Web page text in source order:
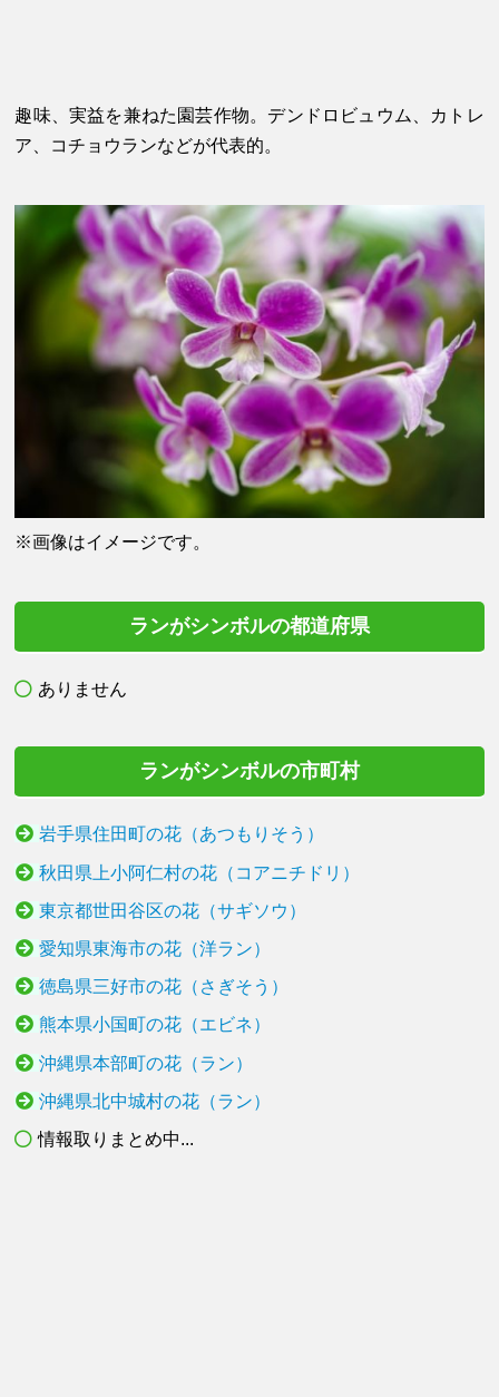
趣味、実益を兼ねた園芸作物。デンドロビュウム、カトレ
ア、コチョウランなどが代表的。
※画像はイメージです。
ランがシンボルの都道府県
ありません
ランがシンボルの市町村
岩手県住田町の花（あつもりそう）
秋田県上小阿仁村の花（コアニチドリ）
東京都世田谷区の花（サギソウ）
愛知県東海市の花（洋ラン）
徳島県三好市の花（さぎそう）
熊本県小国町の花（エビネ）
沖縄県本部町の花（ラン）
沖縄県北中城村の花（ラン）
情報取りまとめ中...